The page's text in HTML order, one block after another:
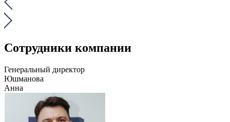
Сотрудники компании
Генеральный директор
Юшманова
Анна